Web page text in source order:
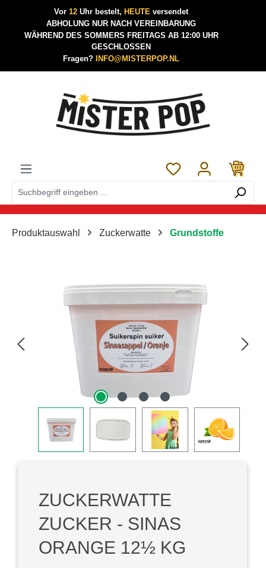
Zum Hauptinhalt springen
Vor 12 Uhr bestelt, HEUTE versendet
ABHOLUNG NUR NACH VEREINBARUNG
WÄHREND DES SOMMERS FREITAGS AB 12:00 UHR
GESCHLOSSEN
Fragen?
INFO@MISTERPOP.NL
Du hast 0 Produkte
Produktauswahl Zuckerwatte Grundstoffe
ZUCKERWATTE
ZUCKER - SINAS
ORANGE 12½ KG